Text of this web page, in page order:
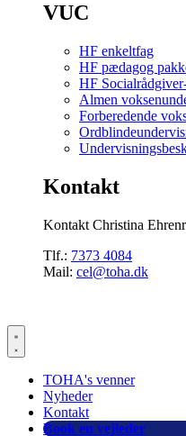
VUC
HF enkeltfag
HF pædagog
HF
Almen
Forberedende
Kontakt
Kontakt Christina
Tlf.: 7373 4084
Mail: cel@toha.dk
TOHA's venner
Nyheder
Kontakt
Book en vejleder